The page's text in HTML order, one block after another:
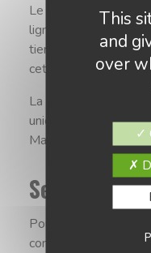
Le prix est éligible à
ligne sont réalisés
tiers ne puisse avoir
cette occasion.
La commande réglée
uniquement par
Mastercard).
Service
Pour toute question
contacter :
This
and
over